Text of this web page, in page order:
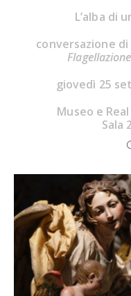
L’alba di
conversazione
giovedì 25
Museo e
Sala